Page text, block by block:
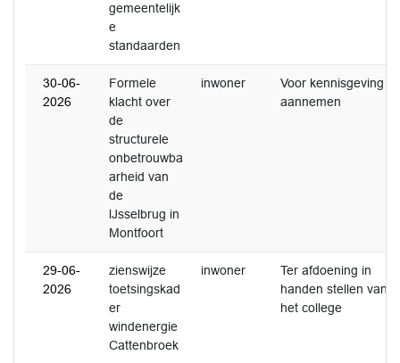
gemeentelijk
e
standaarden
30-06-
2026
Formele
klacht over
de
structurele
onbetrouwba
arheid van
de
lJsselbrug in
Montfoort
inwoner
Voor kennisgeving
aannemen
29-06-
2026
zienswijze
toetsingskad
er
windenergie
Cattenbroek
inwoner
Ter afdoening in
handen stellen van
het college